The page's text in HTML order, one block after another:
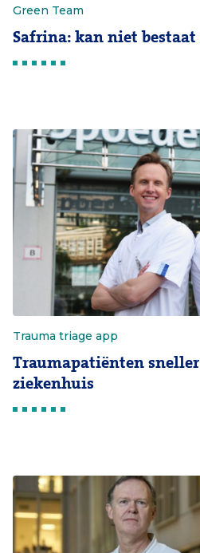
Green Team
Safrina: kan niet
Trauma triage app
Traumapatiënten
ziekenhuis